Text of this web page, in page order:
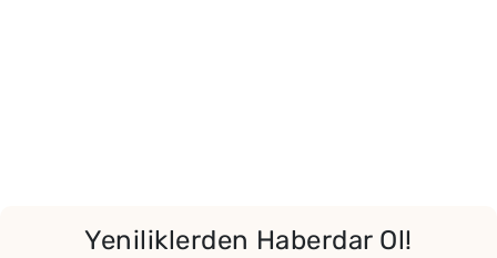
Yeniliklerden Haberdar Ol!